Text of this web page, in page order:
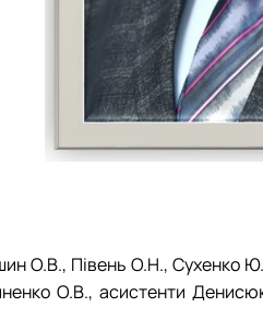
О.В., Півень О.Н., Сухенко
О.В., асистенти